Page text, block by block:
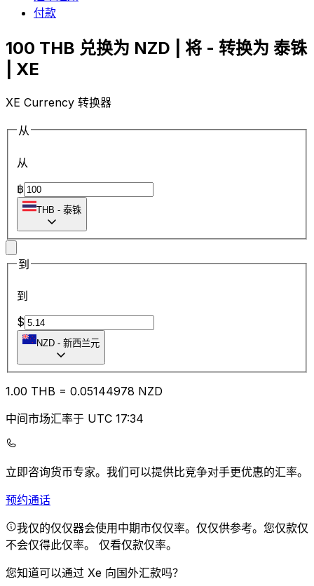
付款
100 THB 兑换为 NZD | 将 - 转换为 泰铢
| XE
XE Currency 转换器
从
从
฿
THB - 泰铢
到
到
$
NZD - 新西兰元
1.00 THB = 0.05144978 NZD
中间市场汇率于 UTC 17:34
立即咨询货币专家。 我们可以提供比竞争对手更优惠的汇率。
预约通话
我仅的仅仅器会使用中期市仅仅率。仅仅供参考。您仅款仅
不会仅得此仅率。 仅看仅款仅率。
您知道可以通过 Xe 向国外汇款吗？